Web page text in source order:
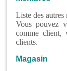
Liste des autres
Vous pouvez
comme client,
clients.
Magasin